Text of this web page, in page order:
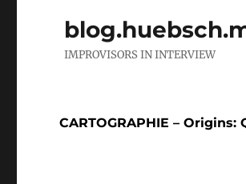
IMPROVISORS IN INTERVIEW
CARTOGRAPHIE – Origins: